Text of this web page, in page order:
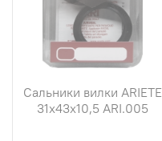
Сальники вилки ARIETE
31х43х10,5 ARI.005